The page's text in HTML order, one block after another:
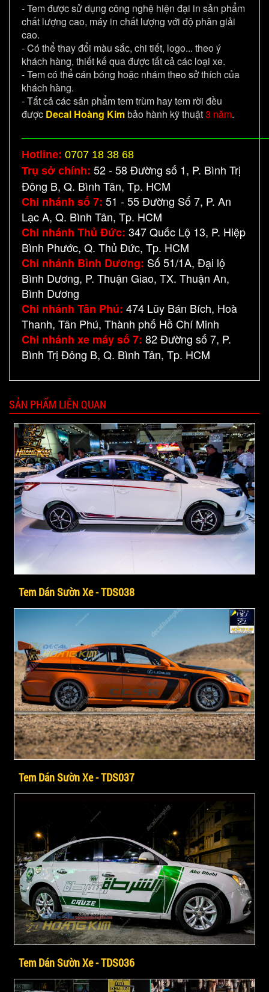
- Tem được sử dụng công nghệ hiện đại in sản phẩm
chất lượng cao, máy in chất lượng với độ phân giải
cao.
- Có thể thay đổi màu sắc, chi tiết, logo... theo ý
khách hàng, thiết kế qua được tất cả các loại xe.
- Tem có thể cán bóng hoặc nhám theo sở thích của
khách hàng.
- Tất cả các sản phẩm tem trùm hay tem rời đều
được Decal Hoàng Kimbảo hành kỹ thuật3 năm.
Hotline: 0707 18 38 68
Trụ sở chính: 52 - 58 Đường số 1, P. Bình Trị
Đông B, Q. Bình Tân, Tp. HCM
Chi nhánh số 7: 51 - 55 Đường Số 7, P. An
Lạc A, Q. Bình Tân, Tp. HCM
Chi nhánh Thủ Đức: 347 Quốc Lộ 13, P. Hiệp
Bình Phước, Q. Thủ Đức, Tp. HCM
Chi nhánh Bình Dương: Số 51/1A, Đại lộ
Bình Dương, P. Thuận Giao, TX. Thuận An,
Bình Dương
Chi nhánh Tân Phú: 474 Lũy Bán Bích, Hoà
Thanh, Tân Phú, Thành phố Hồ Chí Minh
Chi nhánh xe máy số 7: 82 Đường số 7, P.
Bình Trị Đông B, Q. Bình Tân, Tp. HCM
SẢN PHẨM LIÊN QUAN
Tem Dán Sườn Xe - TDS038
Tem Dán Sườn Xe - TDS037
Tem Dán Sườn Xe - TDS036